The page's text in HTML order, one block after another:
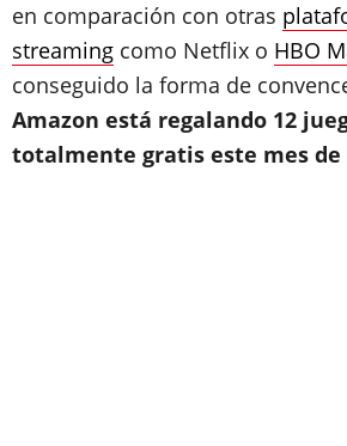
en comparación con otras
streaming como Netflix o HBO
conseguido la forma de
Amazon está regalando 12
totalmente gratis este mes de